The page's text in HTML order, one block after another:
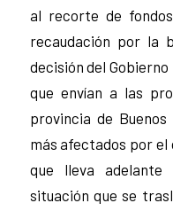
al recorte de
recaudación por la
decisión del
que envían a las
provincia de
más afectados por
que lleva
situación que se